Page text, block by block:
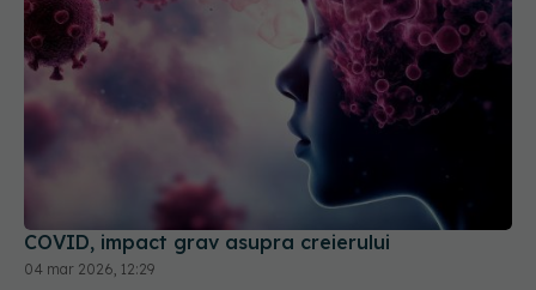
COVID, impact grav asupra creierului
04 mar 2026, 12:29